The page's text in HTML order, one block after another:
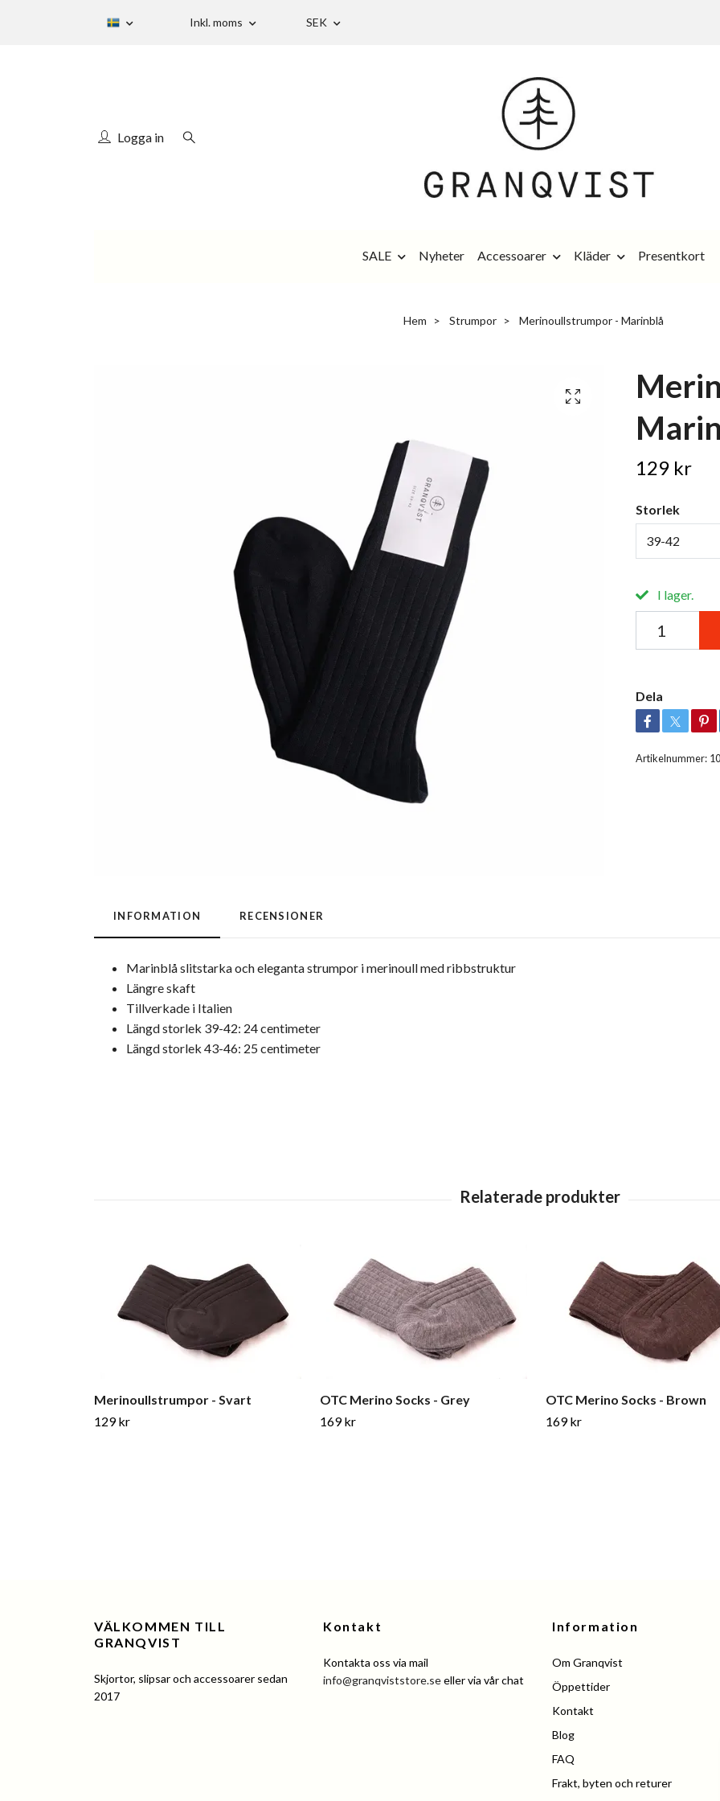
Inkl. moms SEK
Logga in
SALE Nyheter Accessoarer Kläder Presentkort
Hem Strumpor Merinoullstrumpor - Marinblå
129 kr
Storlek
39-42
I lager.
Dela
Artikelnummer:
INFORMATION RECENSIONER
Marinblå slitstarka och eleganta strumpor i merinoull med ribbstruktur
Längre skaft
Tillverkade i Italien
Längd storlek 39-42: 24 centimeter
Längd storlek 43-46: 25 centimeter
Merinoullstrumpor - Svart
129 kr
OTC Merino Socks - Grey
169 kr
OTC Merino Socks - Brown
169 kr
VÄLKOMMEN TILL
GRANQVIST
Skjortor, slipsar och accessoarer sedan
2017
Kontakt
Kontakta oss via mail
info@granqviststore.seeller via vår chat
Information
Om Granqvist
Öppettider
Kontakt
Blog
FAQ
Frakt, byten och returer